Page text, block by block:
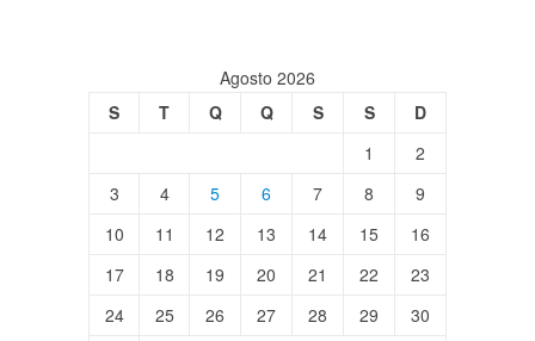
Agosto 2026
S
T Q Q S S
D
1
2
3
4 5 6 7 8
9
10
11 12 13 14 15
16
17
18 19 20 21 22
23
24
25 26 27 28 29
30